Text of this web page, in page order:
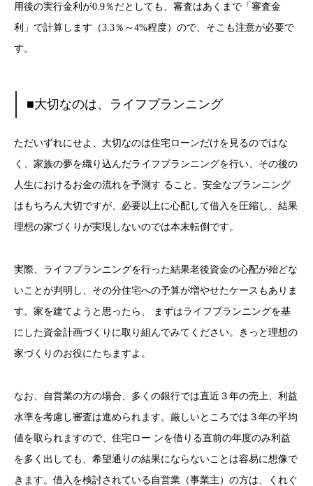
用後の実行金利が0.9％だとしても、審査はあくまで「審査金
利」で計算します（3.3％～4%程度）ので、そこも注意が必要で
す。
■大切なのは、ライフプランニング
ただいずれにせよ、大切なのは住宅ローンだけを見るのではな
く、家族の夢を織り込んだライフプランニングを行い、その後の
人生におけるお金の流れを予測す ること。安全なプランニング
はもちろん大切ですが、必要以上に心配して借入を圧縮し、結果
理想の家づくりが実現しないのでは本末転倒です。
実際、ライフプランニングを行った結果老後資金の心配が殆どな
いことが判明し、その分住宅への予算が増やせたケースもありま
す。家を建てようと思ったら、 まずはライフプランニングを基
にした資金計画づくりに取り組んでみてください。きっと理想の
家づくりのお役にたちますよ。
なお、自営業の方の場合、多くの銀行では直近３年の売上、利益
水準を考慮し審査は進められます。厳しいところでは３年の平均
値を取られますので、住宅ロー ンを借りる直前の年度のみ利益
を多く出しても、希望通りの結果にならないことは容易に想像で
きます。借入を検討されている自営業（事業主）の方は、くれぐ